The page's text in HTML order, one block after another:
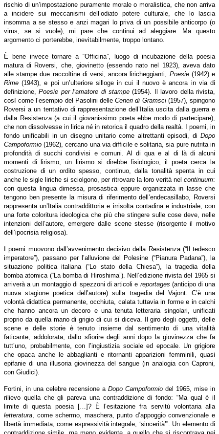
rischio di un’impostazione puramente morale o moralistica, che non arriva
a incidere sui meccanismi dell’odiato potere culturale, che lo lascia
insomma a se stesso e anzi magari lo priva di un possibile anticorpo (o
virus, se si vuole), mi pare che continui ad aleggiare. Ma questo
argomento ci porterebbe, inevitabilmente, troppo lontano.
È bene invece tornare a “Officina”, luogo di incubazione della poesia
matura di Roversi, che, giovinetto (essendo nato nel 1923), aveva dato
alle stampe due raccoltine di versi, ancora liricheggianti, Poesie(1942) e
Rime (1943), e poi un’ulteriore silloge in cui il nuovo è ancora in via di
definizione,Poesie per l’amatore di stampe (1954). Il lavoro della rivista,
così come l’esempio del Pasolini delleCeneri di Gramsci(1957), spingono
Roversi a un tentativo di rappresentazione dell’Italia uscita dalla guerra e
dalla Resistenza (a cui il giovanissimo poeta ebbe modo di partecipare),
che non dissolvesse in lirica né in retorica il quadro della realtà. I poemi, in
fondo unificabili in un disegno unitario come altrettanti episodi, di Dopo
Campoformio (1962), cercano una via difficile e solitaria, sia pure nutrita in
profondità di succhi condivisi e comuni. Al di qua e al di là di alcuni
momenti di lirismo, un lirismo si direbbe fisiologico, il poeta cerca la
costruzione di un ordito spesso, continuo, dalla tonalità spenta in cui
anche le sigle liriche si sciolgono, per ritrovare la loro verità nel continuum:
con questa lingua dimessa, prosastica eppure organizzata in lasse che
tengono ben presente la misura di riferimento dell’endecasillabo, Roversi
rappresenta un’Italia contraddittoria e irrisolta contadina e industriale, con
una forte coloritura ideologica che più che stingere sulle cose deve, nelle
intenzioni dell’autore, emergere dalle scene stesse (risorgente il motivo
dell’ipocrisia religiosa).
I poemi muovono dall’avvenimento decisivo della Resistenza (“Il tedesco
imperatore”), passano per l’alluvione del Polesine (“Pianura Padana”), la
situazione politica italiana (“Lo stato della Chiesa”), la tragedia della
bomba atomica (“La bomba di Hiroshima”). Nell’edizione rivista del 1965 si
arriverà a un montaggio di spezzoni di articoli e reportages (anticipo di una
nuova stagione poetica dell’autore) sulla tragedia del Vajont. C’è una
volontà didattica permanente, occhiuta, calata tuttavia in forme e in calchi
che hanno ancora un decoro e una tenuta letteraria singolari, unificati
proprio da quella mano di grigio di cui si diceva. Il giro degli oggetti, delle
scene e delle storie è tenuto insieme dal sentimento di una vitalità
faticante, addolorata, dallo sfiorire degli anni dopo la giovinezza che fa
tutt’uno, probabilmente, con l’ingiustizia sociale ed epocale. Un grigiore
che opaca anche le abbaglianti e ritornanti apparizioni femminili, quasi
epifanie di una illusoria giovinezza del sangue (in analogia con Caproni,
con Giudici).
Fortini, in una celebre recensione a Dopo Campoformio del 1965, mise in
rilievo quella che gli pareva una contraddizione di fondo: “Ma qual è il
limite di questa poesia […]? È l’esitazione fra servitù volontaria alla
letteratura , come schermo, maschera, punto d’appoggio convenzionale e
libertà immediata, come espressività integrale, ‘sincerità’”. Un elemento di